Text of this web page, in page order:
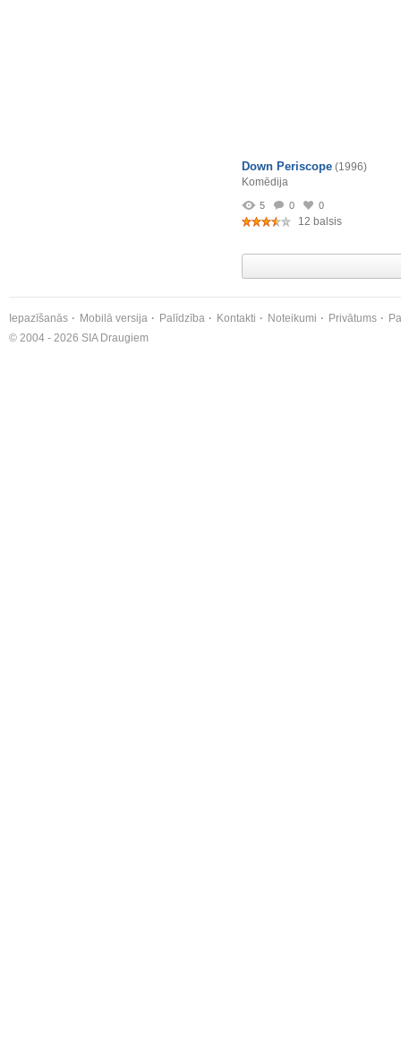
Down Periscope (1996)
Komēdija
5 0 0
12 balsis
Iepazīšanās Mobilā versija Palīdzība Kontakti Noteikumi Privātums
© 2004 - 2026 SIA Draugiem